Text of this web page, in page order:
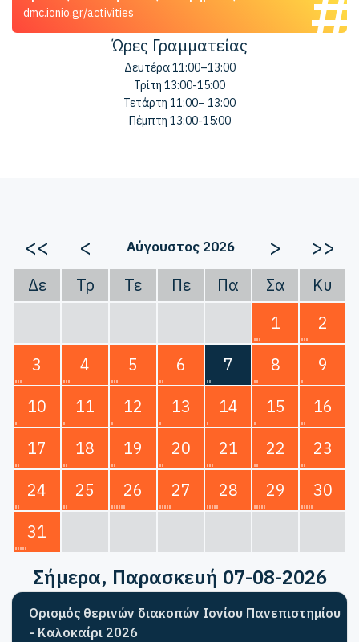
dmc.ionio.gr/activities
Ώρες Γραμματείας
Δευτέρα 11:00–13:00
Τρίτη 13:00-15:00
Τετάρτη 11:00– 13:00
Πέμπτη 13:00-15:00
<< < Αύγουστος 2026 > >>
Δε Τρ Τε Πε Πα Σα
Κυ
1
2
3
4 5 6 7 8
9
10
11 12 13 14 15
16
17
18 19 20 21 22
23
24
25 26 27 28 29
30
31
Σήμερα, Παρασκευή 07-08-2026
Ορισμός θερινών διακοπών Ιονίου Πανεπιστημίου
- Καλοκαίρι 2026